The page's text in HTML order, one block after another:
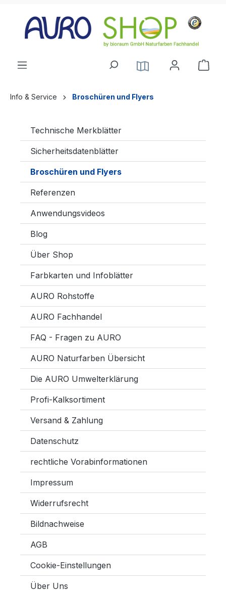
Info & Service Broschüren und Flyers
Technische Merkblätter
Sicherheitsdatenblätter
Broschüren und Flyers
Referenzen
Anwendungsvideos
Blog
Über Shop
Farbkarten und Infoblätter
AURO Rohstoffe
AURO Fachhandel
FAQ - Fragen zu AURO
AURO Naturfarben Übersicht
Die AURO Umwelterklärung
Profi-Kalksortiment
Versand & Zahlung
Datenschutz
rechtliche Vorabinformationen
Impressum
Widerrufsrecht
Bildnachweise
AGB
Cookie-Einstellungen
Über Uns